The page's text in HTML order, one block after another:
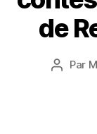
de
Auteur
Par